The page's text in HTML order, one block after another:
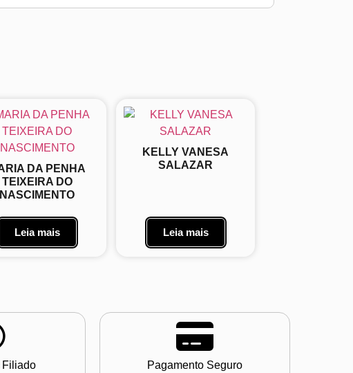
DA PENHA
TEIXEIRA DO
NASCIMENTO
Leia mais
KELLY VANESA
SALAZAR
Leia mais
Filiado Pagamento Seguro